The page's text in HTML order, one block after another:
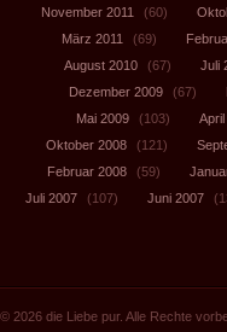
November 2011
(60)
März 2011
(69)
August 2010
(67) Juli
Dezember 2009
(67)
Mai 2009
(103)
Oktober 2008
(121)
Februar 2008
(59)
Juli 2007
(107) Juni 2007
© 2026 die Liebe pur. Alle Rechte